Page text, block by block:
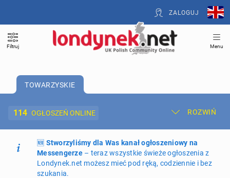
ZALOGUJ
Filtruj Menu
TOWARZYSKIE
114 OGŁOSZEŃ ONLINE ROZWIŃ
Dodaj ogłoszenie Moje ogłoszenia
Oferta i cennik ogłoszeń
🆕 Stworzyliśmy dla Was kanał ogłoszeniowy na
Messengerze– teraz wszystkie świeże ogłoszenia z
Londynek.net możesz mieć pod ręką, codziennie i bez
szukania.